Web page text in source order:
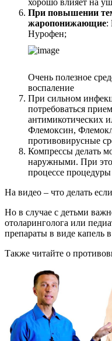
хорошо влияет на
При повышении
жаропонижающие:
Нурофен;
Очень полезное
воспаление
При сильном
потребоваться
антимикотических
Флемоксин,
противовирусные
Компрессы делать
наружными. При
процессе
На видео – что делать
Но в случае с детьми
отоларинголога или
препараты в виде капель
Также читайте о